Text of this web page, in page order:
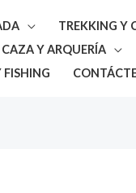
TREKKING Y
CAZA Y ARQUERÍA
FISHING